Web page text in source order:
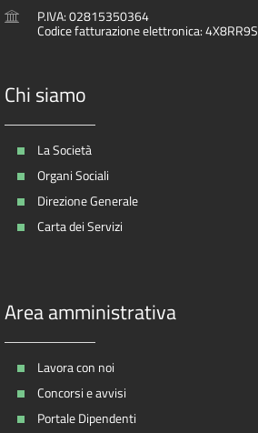
P.IVA: 02815350364
Codice fatturazione elettronica: 4X8RR9S
Chi siamo
La Società
Organi Sociali
Direzione Generale
Carta dei Servizi
Area amministrativa
Lavora con noi
Concorsi e avvisi
Portale Dipendenti